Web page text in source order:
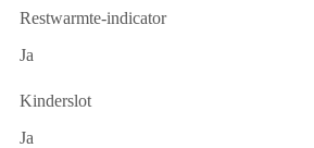
Restwarmte-indicator
Ja
Kinderslot
Ja